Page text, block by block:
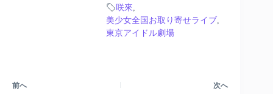
咲來
美少女全国お取り寄せライブ,
東京アイドル劇場
前へ 次へ